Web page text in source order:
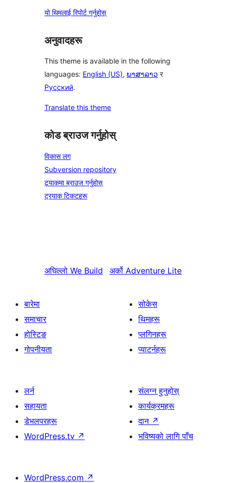
यो थिमलाई रिपोर्ट गर्नुहोस्
अनुवादहरू
This theme is available in the following
languages: English (US), ພາສາລາວ र
Русский.
Translate this theme
कोड ब्राउज गर्नुहोस्
विकास लग
Subversion repository
ट्र्याकमा ब्राउज गर्नुहोस्
ट्रयाक टिकटहरू
अघिल्लो We Build अर्को Adventure Lite
बारेमा
समाचार
होस्टिङ
गोपनीयता
सोकेस
थिमहरू
प्लगिनहरू
प्याटर्नहरू
लर्न
सहायता
डेभलपरहरू
WordPress.tv ↗
संलग्न हुनुहोस्
कार्यक्रमहरू
दान ↗
भविष्यको लागि पाँच
WordPress.com ↗